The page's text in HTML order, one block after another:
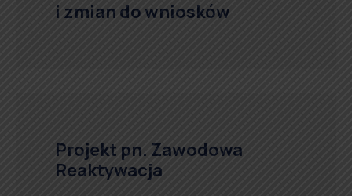
i zmian do wniosków
Projekt pn. Zawodowa
Reaktywacja